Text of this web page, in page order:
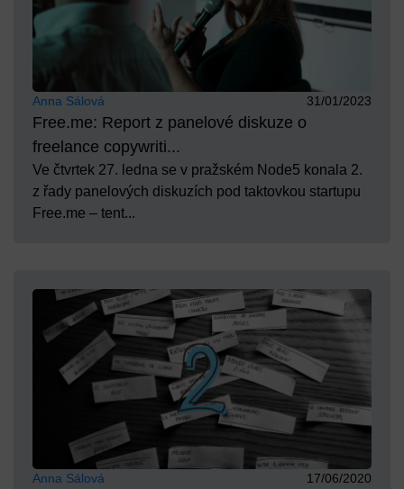
Anna Sálová 31/01/2023
Free.me: Report z panelové diskuze o
freelance copywriti...
Ve čtvrtek 27. ledna se v pražském Node5 konala 2.
z řady panelových diskuzích pod taktovkou startupu
Free.me – tent...
Anna Sálová 17/06/2020